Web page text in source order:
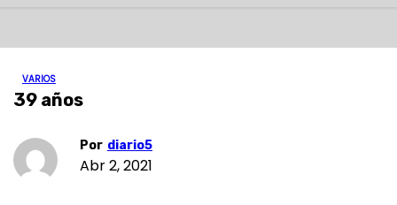
VARIOS
39 años
Por diario5
Abr 2, 2021